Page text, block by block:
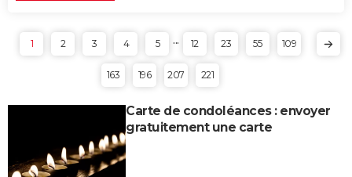
1 2 3 4 5 ... 12 23 55 109
163 196 207 221
Carte de condoléances : envoyer
gratuitement une carte